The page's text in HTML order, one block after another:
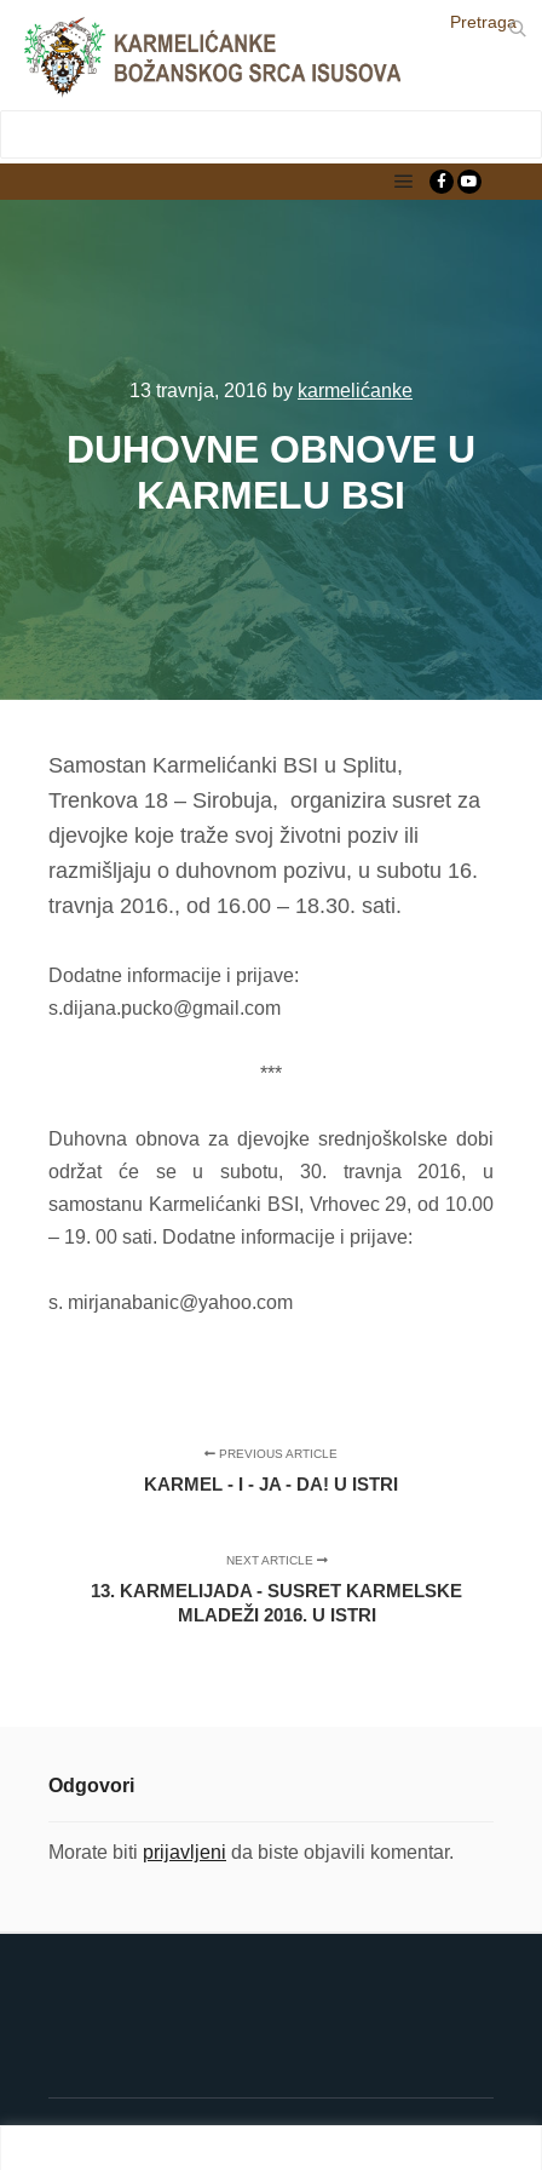
Pretraga
13 travnja, 2016 by karmelićanke
DUHOVNE OBNOVE U
KARMELU BSI
Samostan Karmelićanki BSI u Splitu,
Trenkova 18 – Sirobuja, organizira susret za
djevojke koje traže svoj životni poziv ili
razmišljaju o duhovnom pozivu, u subotu 16.
travnja 2016., od 16.00 – 18.30. sati.
Dodatne informacije i prijave:
s.dijana.pucko@gmail.com
***
Duhovna obnova za djevojke srednjoškolske dobi
održat će se u subotu, 30. travnja 2016, u
samostanu Karmelićanki BSI, Vrhovec 29, od 10.00
– 19. 00 sati. Dodatne informacije i prijave:
s. mirjanabanic@yahoo.com
PREVIOUS ARTICLE
KARMEL - I - JA - DA! U ISTRI
NEXT ARTICLE
13. KARMELIJADA - SUSRET KARMELSKE
MLADEŽI 2016. U ISTRI
Odgovori
Morate biti prijavljeni da biste objavili komentar.
−